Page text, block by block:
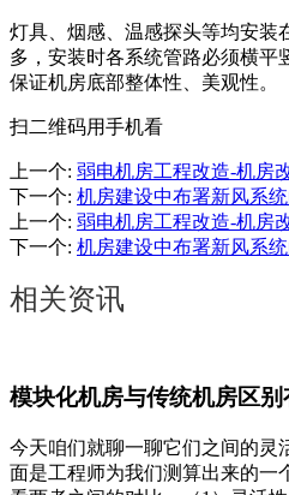
灯具、烟感、温感探头等均安装
多，安装时各系统管路必须横平
保证机房底部整体性、美观性。
扫二维码用手机看
上一个: 弱电机房工程改造-机房
下一个: 机房建设中布署新风系
上一个: 弱电机房工程改造-机房
下一个: 机房建设中布署新风系
相关资讯
模块化机房与传统机房区别
今天咱们就聊一聊它们之间的灵
面是工程师为我们测算出来的一